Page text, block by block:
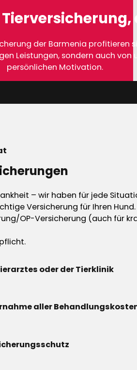
Tierversicherung,
der Barmenia profitieren
Leistungen, sondern auch von
persönlichen Motivation.
– wir haben für jede
Versicherung für Ihren Hund.
OP-Versicherung (auch für
oder der Tierklinik
aller